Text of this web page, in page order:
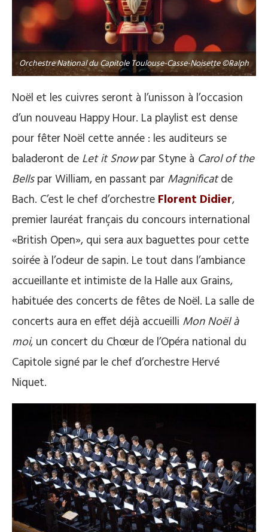
Orchestre National du Capitole Toulouse-Casse-Noisette ©Ralph
Noël et les cuivres seront à l’unisson à l’occasion
d’un nouveau Happy Hour. La playlist est dense
pour fêter Noël cette année : les auditeurs se
baladeront de Let it Snowpar Styne à Carol of the
Bellspar William, en passant par Magnificatde
Bach. C’est le chef d’orchestre Florent Didier,
premier lauréat français du concours international
«British Open», qui sera aux baguettes pour cette
soirée à l’odeur de sapin. Le tout dans l’ambiance
accueillante et intimiste de la Halle aux Grains,
habituée des concerts de fêtes de Noël. La salle de
concerts aura en effet déjà accueilli Mon Noël à
moi, un concert du Chœur de l’Opéra national du
Capitole signé par le chef d’orchestre Hervé
Niquet.